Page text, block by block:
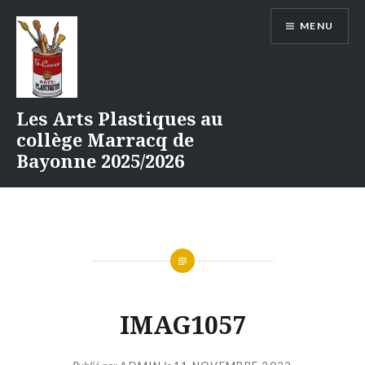
contenu
Les Arts Plastiques au
collège Marracq de
Bayonne 2025/2026
MENU
IMAG1057